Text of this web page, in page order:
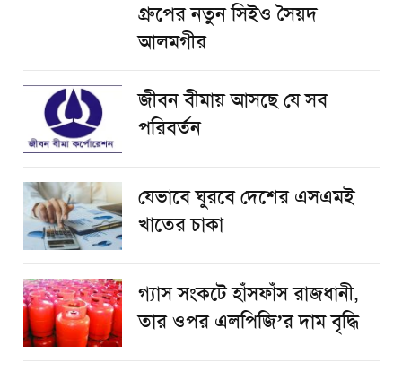
গ্রুপের নতুন সিইও সৈয়দ
আলমগীর
জীবন বীমায় আসছে যে সব
পরিবর্তন
যেভাবে ঘুরবে দেশের এসএমই
খাতের চাকা
গ্যাস সংকটে হাঁসফাঁস রাজধানী,
তার ওপর এলপিজি’র দাম বৃদ্ধি